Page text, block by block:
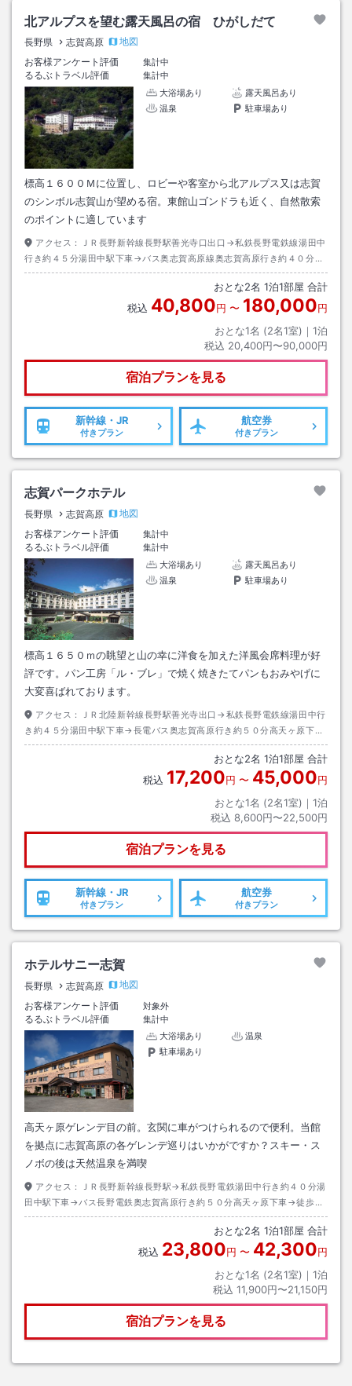
北アルプスを望む露天風呂の宿 ひがしだて
長野県 志賀高原
地図
お客様アンケート評価
集計中
るるぶトラベル評価
集計中
大浴場あり
露天風呂あり
温泉
駐車場あり
標高１６００Ｍに位置し、ロビーや客室から北アルプス又は志賀
のシンボル志賀山が望める宿。東館山ゴンドラも近く、自然散索
のポイントに適しています
アクセス：
ＪＲ長野新幹線長野駅善光寺口出口→私鉄長野電鉄線湯田中
行き約４５分湯田中駅下車→バス奥志賀高原線奥志賀高原行き約４０分発
哺温泉下車→徒歩約２分
おとな2名 1泊1部屋 合計
税込 40,800円 〜 180,000円
おとな1名 (2名1室)｜ 1泊
税込 20,400円〜90,000円
宿泊プランを見る
新幹線・JR
付きプラン
航空券
付きプラン
志賀パークホテル
長野県 志賀高原
地図
お客様アンケート評価
集計中
るるぶトラベル評価
集計中
大浴場あり
露天風呂あり
温泉
駐車場あり
標高１６５０ｍの眺望と山の幸に洋食を加えた洋風会席料理が好
評です。パン工房「ル・ブレ」で焼く焼きたてパンもおみやげに
大変喜ばれております。
アクセス：
ＪＲ北陸新幹線長野駅善光寺出口→私鉄長野電鉄線湯田中行
き約４５分湯田中駅下車→長電バス奥志賀高原行き約５０分高天ヶ原下車
→徒歩約１分
おとな2名 1泊1部屋 合計
税込 17,200円 〜 45,000円
おとな1名 (2名1室)｜ 1泊
税込 8,600円〜22,500円
宿泊プランを見る
新幹線・JR
付きプラン
航空券
付きプラン
ホテルサニー志賀
長野県 志賀高原
地図
お客様アンケート評価
対象外
るるぶトラベル評価
集計中
大浴場あり
温泉
駐車場あり
高天ヶ原ゲレンデ目の前。玄関に車がつけられるので便利。当館
を拠点に志賀高原の各ゲレンデ巡りはいかがですか？スキー・ス
ノボの後は天然温泉を満喫
アクセス：
ＪＲ長野新幹線長野駅→私鉄長野電鉄湯田中行き約４０分湯
田中駅下車→バス長野電鉄奥志賀高原行き約５０分高天ヶ原下車→徒歩約
０分
おとな2名 1泊1部屋 合計
税込 23,800円 〜 42,300円
おとな1名 (2名1室)｜ 1泊
税込 11,900円〜21,150円
宿泊プランを見る